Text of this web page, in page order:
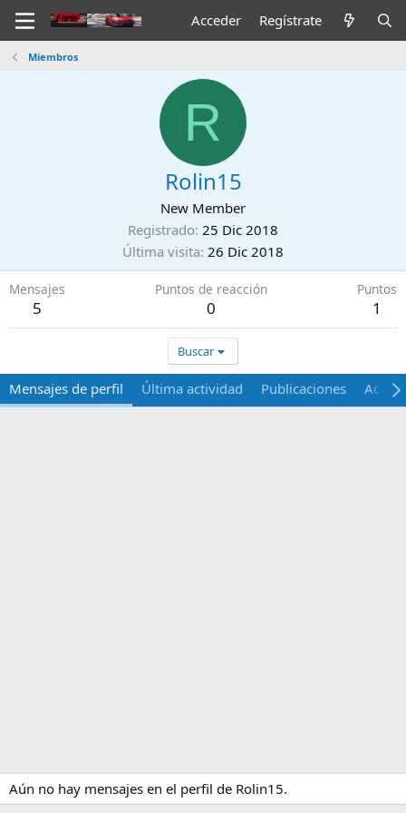
Acceder Regístrate
Miembros
R
Rolin15
New Member
Registrado 25 Dic 2018
Última visita 26 Dic 2018
Mensajes
5
Puntos de reacción
0
Puntos
1
Buscar
Mensajes de perfil Última actividad Publicaciones Acerca
Aún no hay mensajes en el perfil de Rolin15.